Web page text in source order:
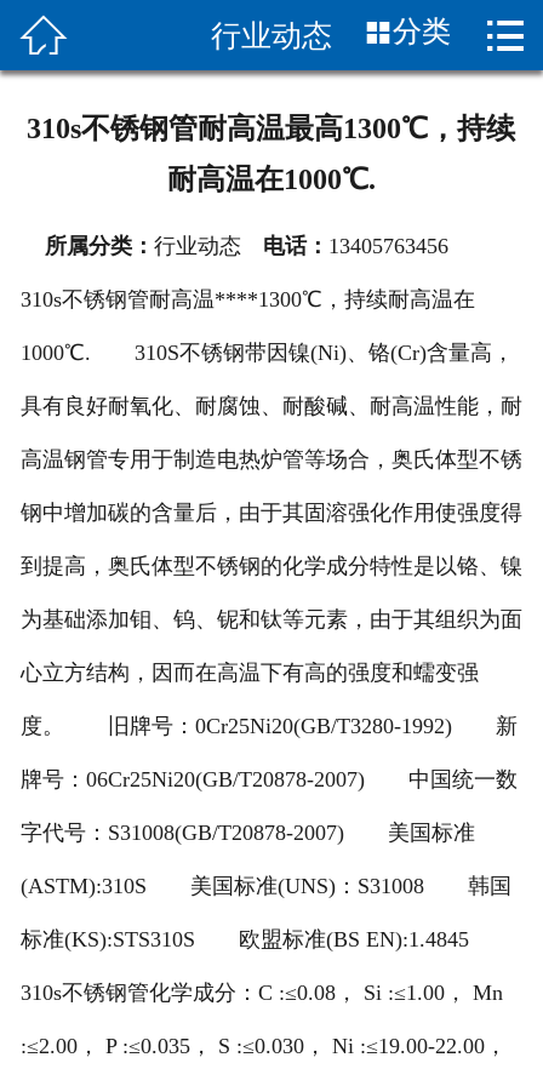
 首页
产品知识
合作伙伴
销售网络
联系我们
 行业动态 分类 
310s不锈钢管耐高温最高1300℃，持续
耐高温在1000℃.
所属分类： 行业动态 电话： 13405763456
310s不锈钢管耐高温****1300℃，持续耐高温在
1000℃. 310S不锈钢带因镍(Ni)、铬(Cr)含量高，
具有良好耐氧化、耐腐蚀、耐酸碱、耐高温性能，耐
高温钢管专用于制造电热炉管等场合，奥氏体型不锈
钢中增加碳的含量后，由于其固溶强化作用使强度得
到提高，奥氏体型不锈钢的化学成分特性是以铬、镍
为基础添加钼、钨、铌和钛等元素，由于其组织为面
心立方结构，因而在高温下有高的强度和蠕变强
度。 旧牌号：0Cr25Ni20(GB/T3280-1992) 新
牌号：06Cr25Ni20(GB/T20878-2007) 中国统一数
字代号：S31008(GB/T20878-2007) 美国标准
(ASTM):310S 美国标准(UNS)：S31008 韩国
标准(KS):STS310S 欧盟标准(BS EN):1.4845
310s不锈钢管化学成分：C :≤0.08， Si :≤1.00， Mn
:≤2.00， P :≤0.035， S :≤0.030， Ni :≤19.00-22.00，